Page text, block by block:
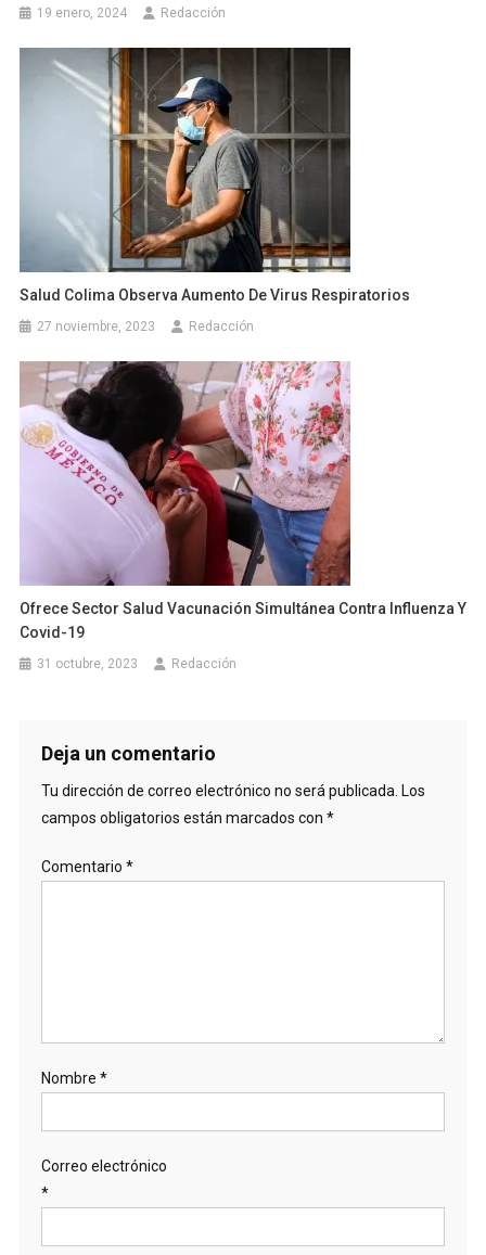
19 enero, 2024 Redacción
Salud Colima Observa Aumento De Virus Respiratorios
27 noviembre, 2023 Redacción
Ofrece Sector Salud Vacunación Simultánea Contra Influenza Y
Covid-19
31 octubre, 2023 Redacción
Deja un comentario
Tu dirección de correo electrónico no será publicada. Los
campos obligatorios están marcados con *
Comentario *
Nombre *
Correo electrónico
*